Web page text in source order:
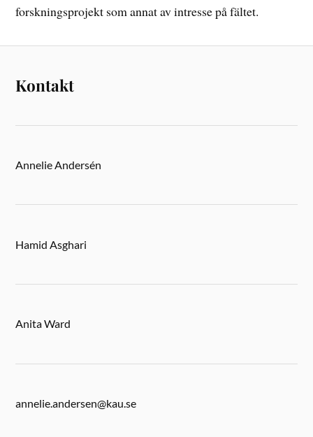
forskningsprojekt som annat av intresse på fältet.
Kontakt
Annelie Andersén
Hamid Asghari
Anita Ward
annelie.andersen@kau.se